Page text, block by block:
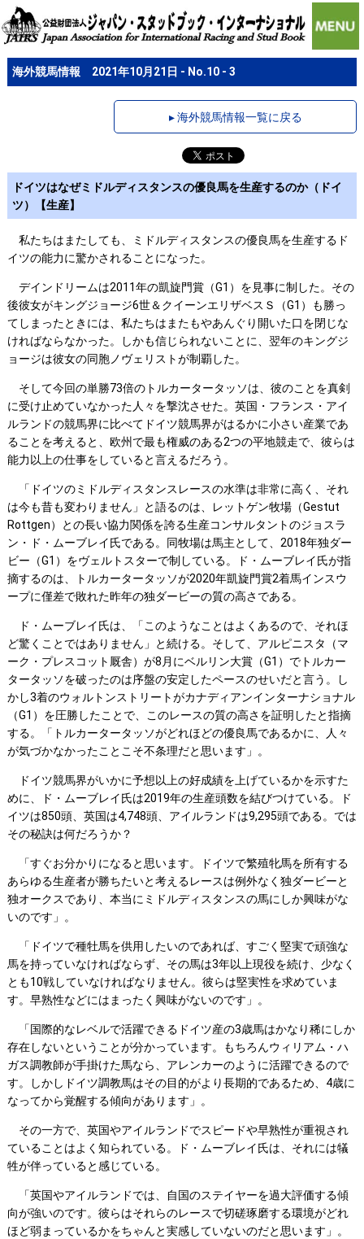
海外競馬情報 2021年10月21日 - No.10 - 3
▸ 海外競馬情報一覧に戻る
ドイツはなぜミドルディスタンスの優良馬を生産するのか（ドイ
ツ）【生産】
私たちはまたしても、ミドルディスタンスの優良馬を生産するド
イツの能力に驚かされることになった。
デインドリームは2011年の凱旋門賞（G1）を見事に制した。その
後彼女がキングジョージ6世＆クイーンエリザベスＳ（G1）も勝っ
てしまったときには、私たちはまたもやあんぐり開いた口を閉じな
ければならなかった。しかも信じられないことに、翌年のキングジ
ョージは彼女の同胞ノヴェリストが制覇した。
そして今回の単勝73倍のトルカータータッソは、彼のことを真剣
に受け止めていなかった人々を撃沈させた。英国・フランス・アイ
ルランドの競馬界に比べてドイツ競馬界がはるかに小さい産業であ
ることを考えると、欧州で最も権威のある2つの平地競走で、彼らは
能力以上の仕事をしていると言えるだろう。
「ドイツのミドルディスタンスレースの水準は非常に高く、それ
は今も昔も変わりません」と語るのは、レットゲン牧場（Gestut
Rottgen）との長い協力関係を誇る生産コンサルタントのジョスラ
ン・ド・ムーブレイ氏である。同牧場は馬主として、2018年独ダー
ビー（G1）をヴェルトスターで制している。ド・ムーブレイ氏が指
摘するのは、トルカータータッソが2020年凱旋門賞2着馬インスウ
ープに僅差で敗れた昨年の独ダービーの質の高さである。
ド・ムーブレイ氏は、「このようなことはよくあるので、それほ
ど驚くことではありません」と続ける。そして、アルピニスタ（マ
ーク・プレスコット厩舎）が8月にベルリン大賞（G1）でトルカー
タータッソを破ったのは序盤の安定したペースのせいだと言う。し
かし3着のウォルトンストリートがカナディアンインターナショナル
（G1）を圧勝したことで、このレースの質の高さを証明したと指摘
する。「トルカータータッソがどれほどの優良馬であるかに、人々
が気づかなかったことこそ不条理だと思います」。
ドイツ競馬界がいかに予想以上の好成績を上げているかを示すた
めに、ド・ムーブレイ氏は2019年の生産頭数を結びつけている。ド
イツは850頭、英国は4,748頭、アイルランドは9,295頭である。では
その秘訣は何だろうか？
「すぐお分かりになると思います。ドイツで繁殖牝馬を所有する
あらゆる生産者が勝ちたいと考えるレースは例外なく独ダービーと
独オークスであり、本当にミドルディスタンスの馬にしか興味がな
いのです」。
「ドイツで種牡馬を供用したいのであれば、すごく堅実で頑強な
馬を持っていなければならず、その馬は3年以上現役を続け、少なく
とも10戦していなければなりません。彼らは堅実性を求めていま
す。早熟性などにはまったく興味がないのです」。
「国際的なレベルで活躍できるドイツ産の3歳馬はかなり稀にしか
存在しないということが分かっています。もちろんウィリアム・ハ
ガス調教師が手掛けた馬なら、アレンカーのように活躍できるので
す。しかしドイツ調教馬はその目的がより長期的であるため、4歳に
なってから覚醒する傾向があります」。
その一方で、英国やアイルランドでスピードや早熟性が重視され
ていることはよく知られている。ド・ムーブレイ氏は、それには犠
牲が伴っていると感じている。
「英国やアイルランドでは、自国のステイヤーを過大評価する傾
向が強いのです。彼らはそれらのレースで切磋琢磨する環境がどれ
ほど弱まっているかをちゃんと実感していないのだと思います」。